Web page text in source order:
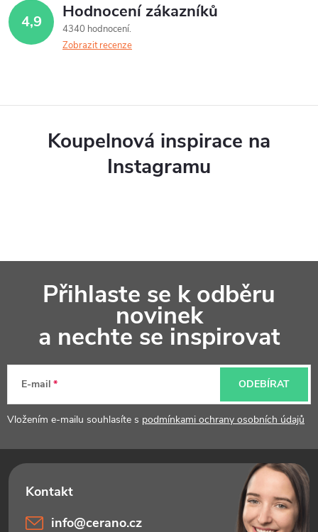
4,9 Hodnocení zákazníků
4340 hodnocení
Zobrazit recenze
Koupelnová inspirace na
Instagramu
a
Přihlaste se k odběru
novinek
a nechte se inspirovat
E-mail
Vložením e-mailu souhlasíte s podmínkami ochrany osobních údajů
ODEBÍRAT
info@cerano.cz